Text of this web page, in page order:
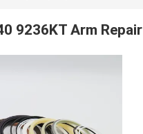
9236KT Arm Repair